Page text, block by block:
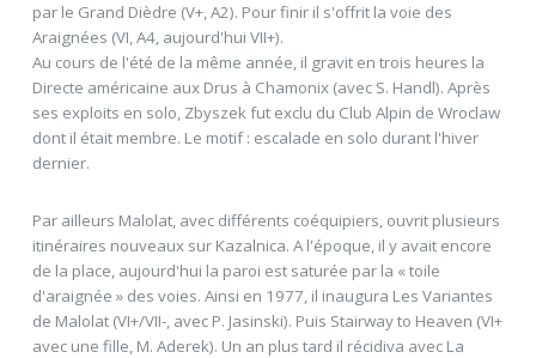
par le Grand Dièdre (V+, A2). Pour finir il s'offrit la voie des
Araignées (VI, A4, aujourd'hui VII+).
Au cours de l'été de la même année, il gravit en trois heures la
Directe américaine aux Drus à Chamonix (avec S. Handl). Après
ses exploits en solo, Zbyszek fut exclu du Club Alpin de Wroclaw
dont il était membre. Le motif : escalade en solo durant l'hiver
dernier.
Par ailleurs Malolat, avec différents coéquipiers, ouvrit plusieurs
itinéraires nouveaux sur Kazalnica. A l'époque, il y avait encore
de la place, aujourd'hui la paroi est saturée par la « toile
d'araignée » des voies. Ainsi en 1977, il inaugura Les Variantes
de Malolat (VI+/VII-, avec P. Jasinski). Puis Stairway to Heaven (VI+
avec une fille, M. Aderek). Un an plus tard il récidiva avec La